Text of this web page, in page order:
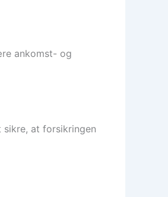
ankomst- og
at forsikringen